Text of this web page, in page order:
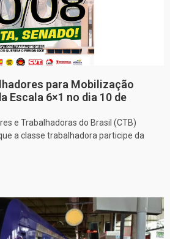
para Mobilização
Escala 6×1 no dia 10 de
e Trabalhadoras do Brasil (CTB)
a classe trabalhadora participe da